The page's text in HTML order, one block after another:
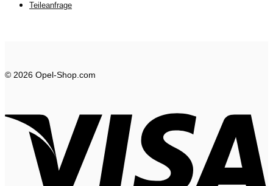
Teileanfrage
© 2026 Opel-Shop.com